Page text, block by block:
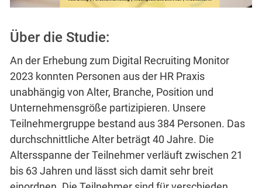
Über die Studie:
An der Erhebung zum Digital Recruiting Monitor
2023 konnten Personen aus der HR Praxis
unabhängig von Alter, Branche, Position und
Unternehmensgröße partizipieren. Unsere
Teilnehmergruppe bestand aus 384 Personen. Das
durchschnittliche Alter beträgt 40 Jahre. Die
Altersspanne der Teilnehmer verläuft zwischen 21
bis 63 Jahren und lässt sich damit sehr breit